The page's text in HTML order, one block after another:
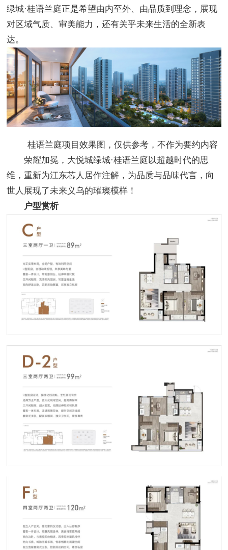
绿城·桂语兰庭正是希望由内至外、由品质到理念，展现
对区域气质、审美能力，还有关乎未来生活的全新表
达。
桂语兰庭项目效果图，仅供参考，不作为要约内容
荣耀加冕，大悦城绿城·桂语兰庭以超越时代的思
维，重新为江东芯人居作注解，为品质与品味代言，向
世人展现了未来义乌的璀璨模样！
户型赏析